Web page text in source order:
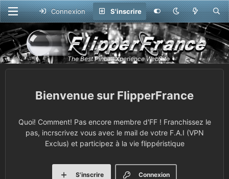
Connexion S'inscrire
FlipperFrance
Quoi! Comment! Pas encore membre d'FF ! Franchissez le
pas, incrscrivez vous avec le mail de votre F.A.I (VPN
Exclus) et participez à la vie flippéristique
Connexion
S'inscrire